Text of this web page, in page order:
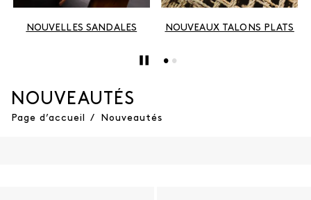
NOUVELLES SANDALES NOUVEAUX TALONS PLATS
NOUVEAUTÉS
Page d’accueil / Nouveautés